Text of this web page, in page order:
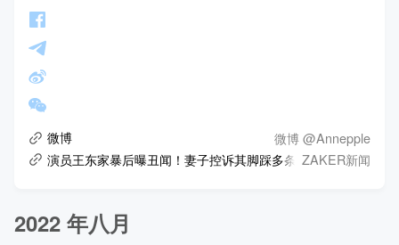
微博 微博 @Annepple
演员王东家暴后曝丑闻！妻子控诉其脚踩多条船，半夜喝酒发
ZAKER新闻
2022 年八月